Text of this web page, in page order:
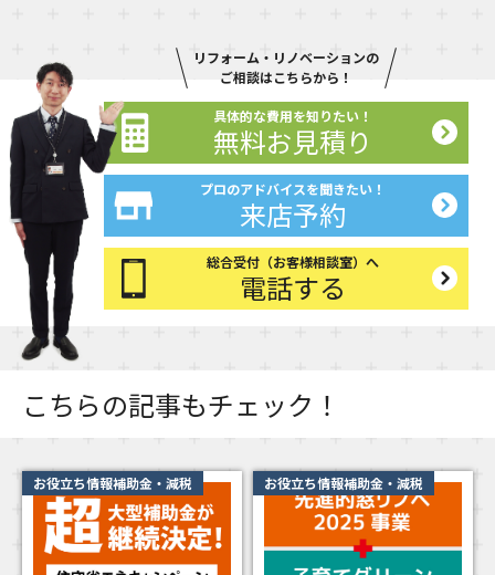
リフォーム・リノベーションの
ご相談はこちらから！
具体的な費用を知りたい！
無料お見積り
プロのアドバイスを聞きたい！
来店予約
総合受付（お客様相談室）へ
電話する
こちらの記事もチェック！
お役立ち情報補助金・減税 お役立ち情報補助金・減税